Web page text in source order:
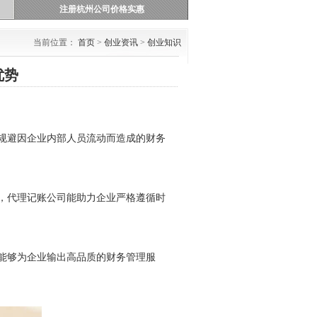
注册杭州公司价格实惠
当前位置： 首页 > 创业资讯 > 创业知识
势
避因企业内部人员流动而造成的财务
代理记账公司能助力企业严格遵循时
够为企业输出高品质的财务管理服